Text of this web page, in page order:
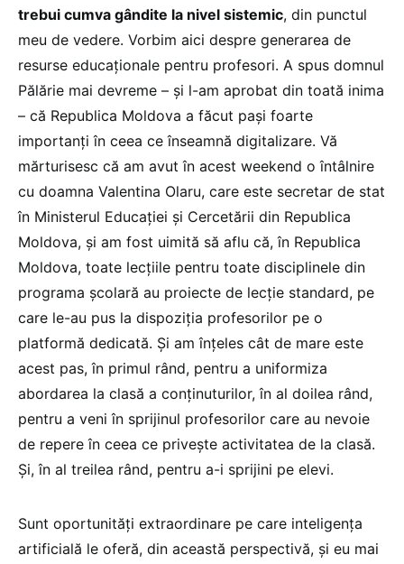
trebui cumva gândite la nivel sistemic, din punctul
meu de vedere. Vorbim aici despre generarea de
resurse educaționale pentru profesori. A spus domnul
Pălărie mai devreme – și l-am aprobat din toată inima
– că Republica Moldova a făcut pași foarte
importanți în ceea ce înseamnă digitalizare. Vă
mărturisesc că am avut în acest weekend o întâlnire
cu doamna Valentina Olaru, care este secretar de stat
în Ministerul Educației și Cercetării din Republica
Moldova, și am fost uimită să aflu că, în Republica
Moldova, toate lecțiile pentru toate disciplinele din
programa școlară au proiecte de lecție standard, pe
care le-au pus la dispoziția profesorilor pe o
platformă dedicată. Și am înțeles cât de mare este
acest pas, în primul rând, pentru a uniformiza
abordarea la clasă a conținuturilor, în al doilea rând,
pentru a veni în sprijinul profesorilor care au nevoie
de repere în ceea ce privește activitatea de la clasă.
Și, în al treilea rând, pentru a-i sprijini pe elevi.
Sunt oportunități extraordinare pe care inteligența
artificială le oferă, din această perspectivă, și eu mai